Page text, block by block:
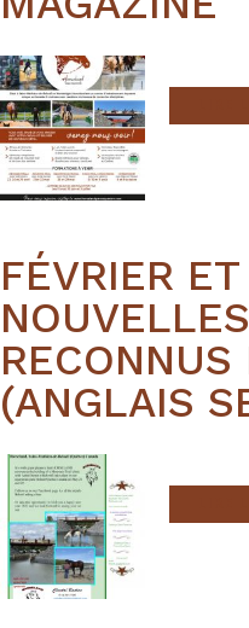
FÉVRIER
(ANGLAIS